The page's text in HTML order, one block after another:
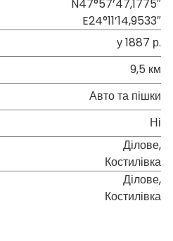
N47°57’47,1775″
E24°11’14,9533″
у 1887 р.
9,5 км
Авто та пішки
Ні
Ділове,
Костилівка
Ділове,
Костилівка